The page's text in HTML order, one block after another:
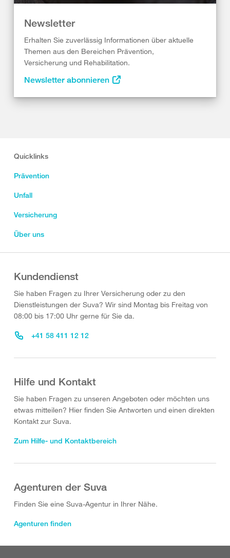
Newsletter
Erhalten Sie zuverlässig Informationen über aktuelle
Themen aus den Bereichen Prävention,
Versicherung und Rehabilitation.
Newsletter abonnieren
Quicklinks
Prävention
Unfall
Versicherung
Über uns
Kundendienst
Sie haben Fragen zu Ihrer Versicherung oder zu den
Dienstleistungen der Suva? Wir sind Montag bis Freitag von
08:00 bis 17:00 Uhr gerne für Sie da.
+41 58 411 12 12
Hilfe und Kontakt
Sie haben Fragen zu unseren Angeboten oder möchten uns
etwas mitteilen? Hier finden Sie Antworten und einen direkten
Kontakt zur Suva.
Zum Hilfe- und Kontaktbereich
Agenturen der Suva
Finden Sie eine Suva-Agentur in Ihrer Nähe.
Agenturen finden